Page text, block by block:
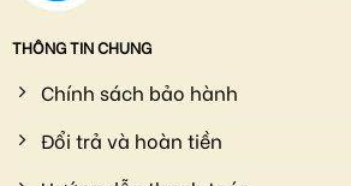
THÔNG TIN CHUNG
Chính sách bảo hành
Đổi trả và hoàn tiền